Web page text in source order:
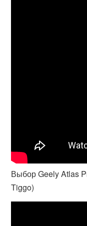
Выбор Geely Atlas
Tiggo)